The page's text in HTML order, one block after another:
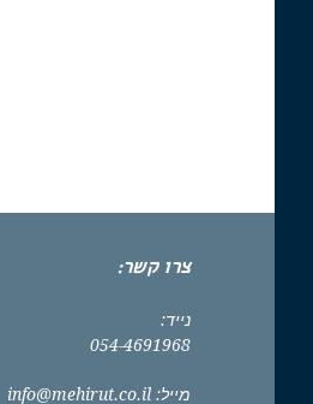
צרו קשר:
נייד:
054-4691968
מייל: info@mehirut.co.il